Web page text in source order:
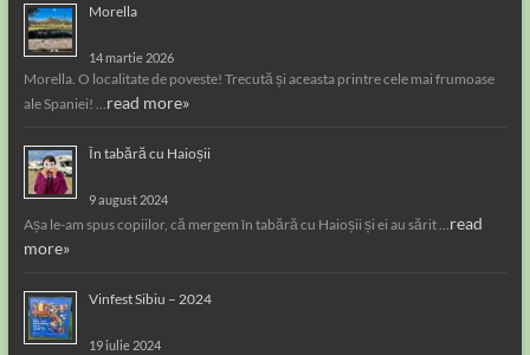
Morella
14 martie 2026
Morella. O localitate de poveste! Trecută și aceasta printre cele mai frumoase
ale Spaniei! … read more»
În tabără cu Haioșii
9 august 2024
Așa le-am spus copiilor, că mergem în tabără cu Haioșii și ei au sărit … read
more»
Vinfest Sibiu – 2024
19 iulie 2024